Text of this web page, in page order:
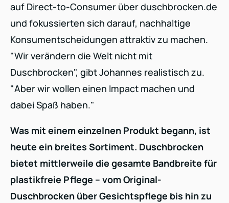
auf Direct-to-Consumer über duschbrocken.de
und fokussierten sich darauf, nachhaltige
Konsumentscheidungen attraktiv zu machen.
"Wir verändern die Welt nicht mit
Duschbrocken", gibt Johannes realistisch zu.
"Aber wir wollen einen Impact machen und
dabei Spaß haben."
Was mit einem einzelnen Produkt begann, ist
heute ein breites Sortiment. Duschbrocken
bietet mittlerweile die gesamte Bandbreite für
plastikfreie Pflege – vom Original-
Duschbrocken über Gesichtspflege bis hin zu